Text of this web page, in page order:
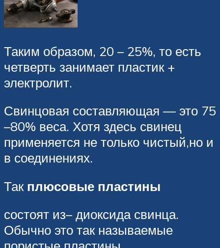
Таким образом, 20 – 25%, то есть
четверть занимает пластик +
электролит.
Свинцовая составляющая — это 75
–80% веса. Хотя здесь свинец
применяется не только чистый,но и
в соединениях.
Так плюсовые пластины
состоят из– диоксида свинца.
Обычно это так называемые